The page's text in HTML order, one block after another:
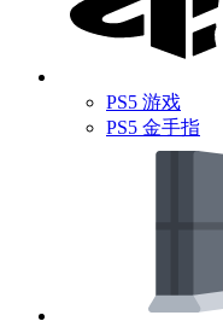
PS5 游戏
PS5 金手指